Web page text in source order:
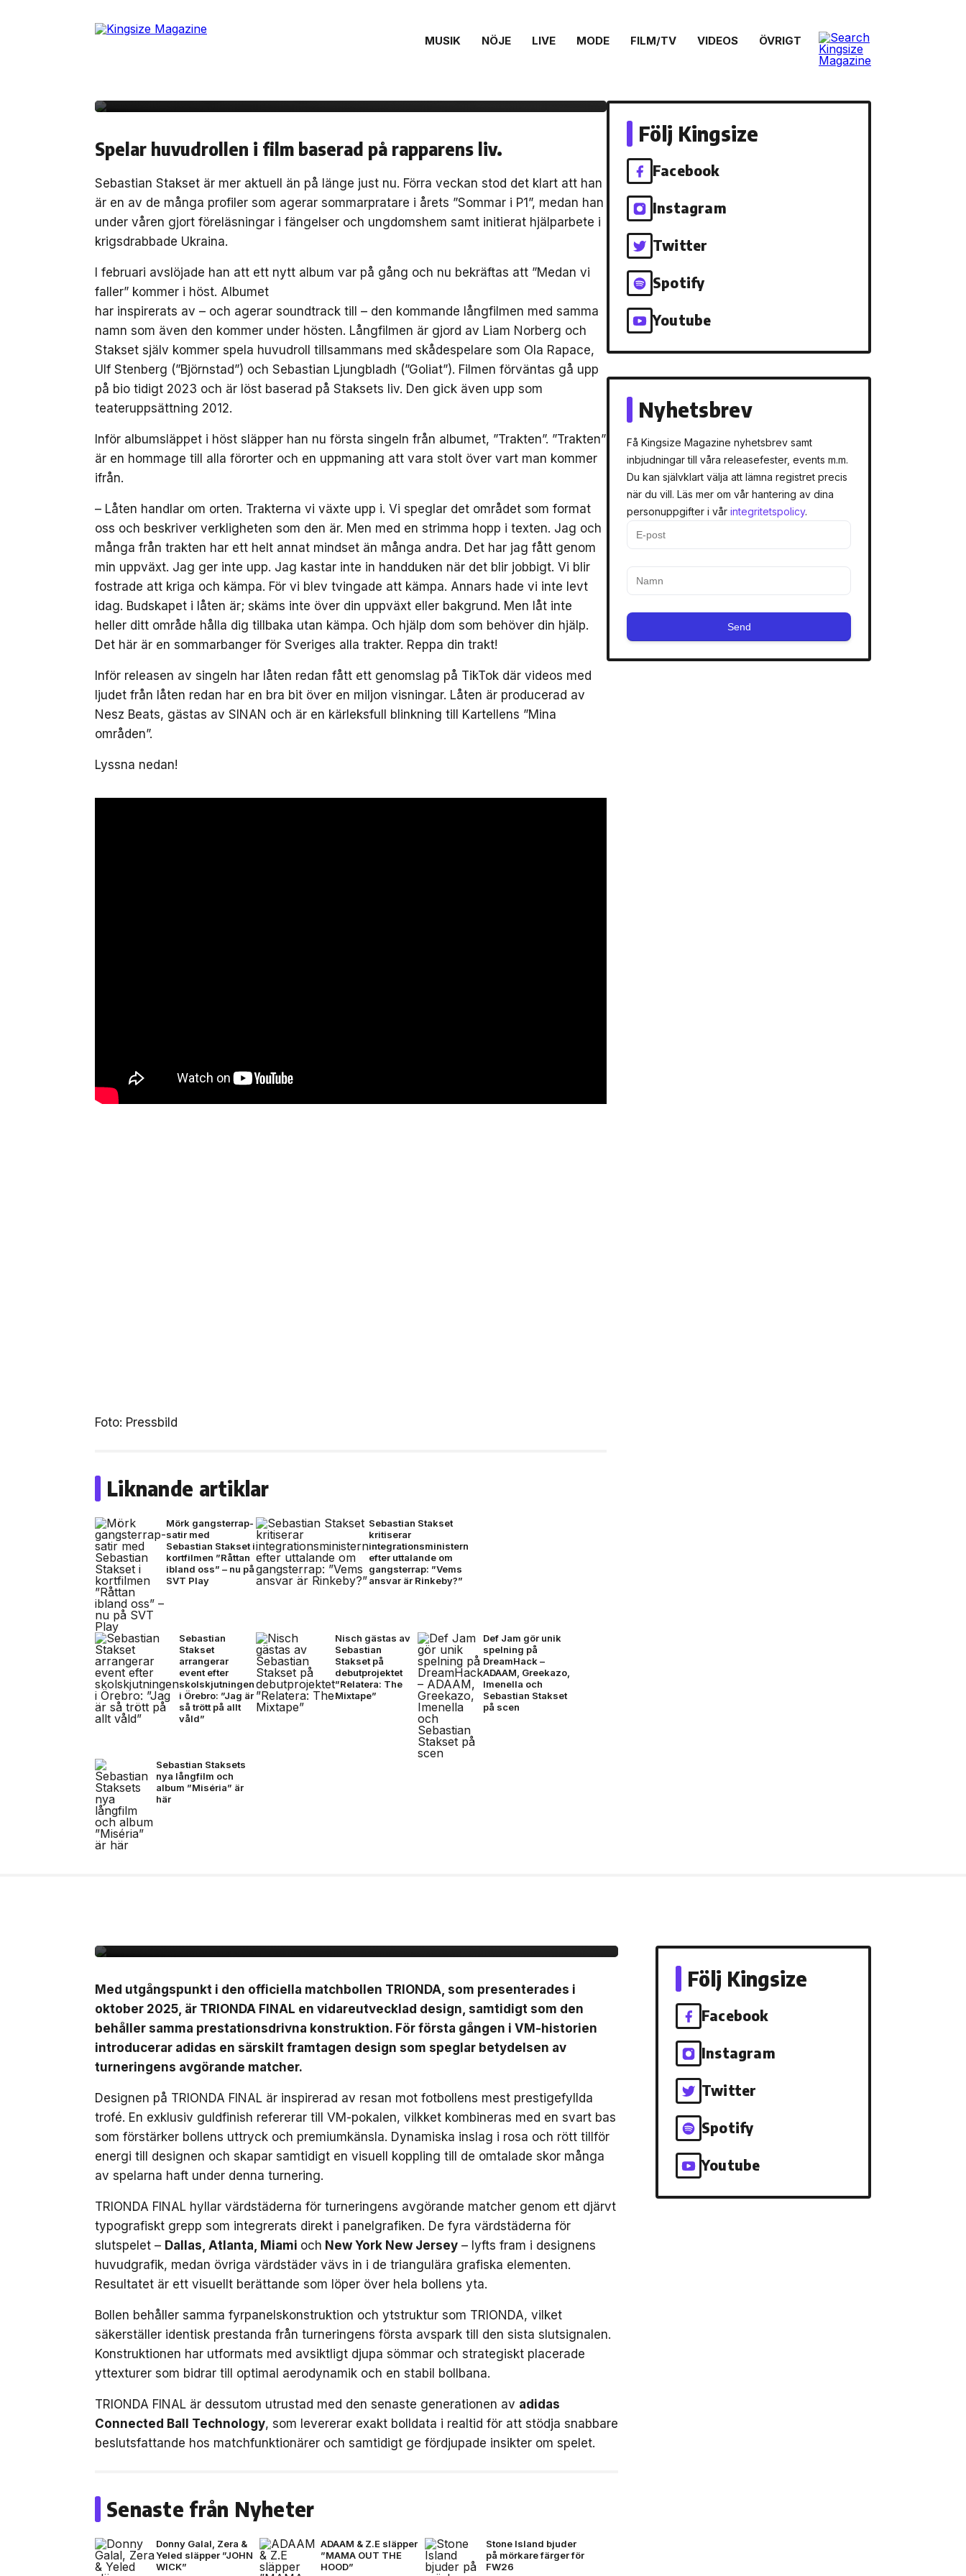
MUSIK NÖJE LIVE MODE FILM/TV VIDEOS ÖVRIGT
MUSIK 17 juni, 2022
Sebastian Stakset gästas av SINAN på
Spelar huvudrollen i film baserad på rapparens liv.
Sebastian Stakset är mer aktuell än på länge just nu. Förra veckan stod det klart att han
är en av de många profiler som agerar sommarpratare i årets ”Sommar i P1”, medan han
under våren gjort föreläsningar i fängelser och ungdomshem samt initierat hjälparbete i
krigsdrabbade Ukraina.
I februari avslöjade han att ett nytt album var på gång och nu bekräftas att ”Medan vi
faller” kommer i höst. Albumet
har inspirerats av – och agerar soundtrack till – den kommande långfilmen med samma
namn som även den kommer under hösten. Långfilmen är gjord av Liam Norberg och
Stakset själv kommer spela huvudroll tillsammans med skådespelare som Ola Rapace,
Ulf Stenberg (”Björnstad”) och Sebastian Ljungbladh (”Goliat”). Filmen förväntas gå upp
på bio tidigt 2023 och är löst baserad på Staksets liv. Den gick även upp som
teateruppsättning 2012.
Inför albumsläppet i höst släpper han nu första singeln från albumet, ”Trakten”. ”Trakten”
är en hommage till alla förorter och en uppmaning att vara stolt över vart man kommer
ifrån.
– Låten handlar om orten. Trakterna vi växte upp i. Vi speglar det området som format
oss och beskriver verkligheten som den är. Men med en strimma hopp i texten. Jag och
många från trakten har ett helt annat mindset än många andra. Det har jag fått genom
min uppväxt. Jag ger inte upp. Jag kastar inte in handduken när det blir jobbigt. Vi blir
fostrade att kriga och kämpa. För vi blev tvingade att kämpa. Annars hade vi inte levt
idag. Budskapet i låten är; skäms inte över din uppväxt eller bakgrund. Men låt inte
heller ditt område hålla dig tillbaka utan kämpa. Och hjälp dom som behöver din hjälp.
Det här är en sommarbanger för Sveriges alla trakter. Reppa din trakt!
Inför releasen av singeln har låten redan fått ett genomslag på TikTok där videos med
ljudet från låten redan har en bra bit över en miljon visningar. Låten är producerad av
Nesz Beats, gästas av SINAN och är en kärleksfull blinkning till Kartellens ”Mina
områden”.
Lyssna nedan!
Foto: Pressbild
Liknande artiklar
Mörk gangsterrap-
satir med
Sebastian Stakset i
kortfilmen ”Råttan
ibland oss” – nu på
SVT Play
Sebastian Stakset
kritiserar
integrationsministern
efter uttalande om
gangsterrap: ”Vems
ansvar är Rinkeby?”
Sebastian
Stakset
arrangerar
event efter
skolskjutningen
i Örebro: ”Jag är
så trött på allt
våld”
Nisch gästas av
Sebastian
Stakset på
debutprojektet
”Relatera: The
Mixtape”
Def Jam gör unik
spelning på
DreamHack –
ADAAM, Greekazo,
Imenella och
Sebastian Stakset
på scen
Sebastian Staksets
nya långfilm och
album ”Miséria” är
här
Följ Kingsize
Facebook
Instagram
Twitter
Spotify
Youtube
Nyhetsbrev
Få Kingsize Magazine nyhetsbrev samt
inbjudningar till våra releasefester, events m.m.
Du kan självklart välja att lämna registret precis
när du vill. Läs mer om vår hantering av dina
personuppgifter i vår integritetspolicy.
Send
NYHETER
Med utgångspunkt i den officiella matchbollen TRIONDA, som presenterades i
oktober 2025, är TRIONDA FINAL en vidareutvecklad design, samtidigt som den
behåller samma prestationsdrivna konstruktion. För första gången i VM-historien
introducerar adidas en särskilt framtagen design som speglar betydelsen av
turneringens avgörande matcher.
Designen på TRIONDA FINAL är inspirerad av resan mot fotbollens mest prestigefyllda
trofé. En exklusiv guldfinish refererar till VM-pokalen, vilkket kombineras med en svart bas
som förstärker bollens uttryck och premiumkänsla. Dynamiska inslag i rosa och rött tillför
energi till designen och skapar samtidigt en visuell koppling till de omtalade skor många
av spelarna haft under denna turnering.
TRIONDA FINAL hyllar värdstäderna för turneringens avgörande matcher genom ett djärvt
typografiskt grepp som integrerats direkt i panelgrafiken. De fyra värdstäderna för
slutspelet – Dallas, Atlanta, Miami och New York New Jersey – lyfts fram i designens
huvudgrafik, medan övriga värdstäder vävs in i de triangulära grafiska elementen.
Resultatet är ett visuellt berättande som löper över hela bollens yta.
Bollen behåller samma fyrpanelskonstruktion och ytstruktur som TRIONDA, vilket
säkerställer identisk prestanda från turneringens första avspark till den sista slutsignalen.
Konstruktionen har utformats med avsiktligt djupa sömmar och strategiskt placerade
yttexturer som bidrar till optimal aerodynamik och en stabil bollbana.
TRIONDA FINAL är dessutom utrustad med den senaste generationen av adidas
Connected Ball Technology, som levererar exakt bolldata i realtid för att stödja snabbare
beslutsfattande hos matchfunktionärer och samtidigt ge fördjupade insikter om spelet.
Senaste från Nyheter
Donny Galal, Zera &
Yeled släpper ”JOHN
WICK”
ADAAM & Z.E släpper
”MAMA OUT THE
HOOD”
Stone Island bjuder
på mörkare färger för
FW26
Följ Kingsize
Facebook
Instagram
Twitter
Spotify
Youtube